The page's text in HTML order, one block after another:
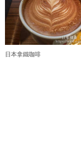
日本拿鐵咖啡